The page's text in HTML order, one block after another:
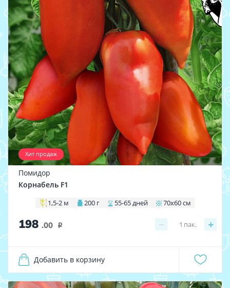
Хит продаж
Помидор
Корнабель F1
1,5-2 м 200 г 55-65 дней 70х60 см
198 .00 i − +
1 пак.
Добавить в корзину